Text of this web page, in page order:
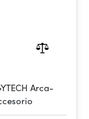
Arca-